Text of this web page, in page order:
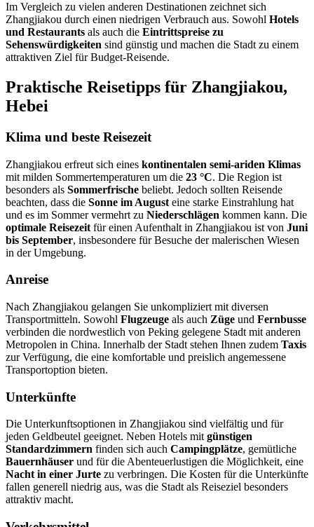
Im Vergleich zu vielen anderen Destinationen zeichnet sich
Zhangjiakou durch einen niedrigen Verbrauch aus. Sowohl Hotels
und Restaurants als auch die Eintrittspreise zu
Sehenswürdigkeiten sind günstig und machen die Stadt zu einem
attraktiven Ziel für Budget-Reisende.
Praktische Reisetipps für Zhangjiakou,
Hebei
Klima und beste Reisezeit
Zhangjiakou erfreut sich eines kontinentalen semi-ariden Klimas
mit milden Sommertemperaturen um die 23 °C. Die Region ist
besonders als Sommerfrische beliebt. Jedoch sollten Reisende
beachten, dass die Sonne im August eine starke Einstrahlung hat
und es im Sommer vermehrt zu Niederschlägen kommen kann. Die
optimale Reisezeit für einen Aufenthalt in Zhangjiakou ist von Juni
bis September, insbesondere für Besuche der malerischen Wiesen
in der Umgebung.
Anreise
Nach Zhangjiakou gelangen Sie unkompliziert mit diversen
Transportmitteln. Sowohl Flugzeuge als auch Züge und Fernbusse
verbinden die nordwestlich von Peking gelegene Stadt mit anderen
Metropolen in China. Innerhalb der Stadt stehen Ihnen zudem Taxis
zur Verfügung, die eine komfortable und preislich angemessene
Transportoption bieten.
Unterkünfte
Die Unterkunftsoptionen in Zhangjiakou sind vielfältig und für
jeden Geldbeutel geeignet. Neben Hotels mitgünstigen
Standardzimmern finden sich auch Campingplätze, gemütliche
Bauernhäuser und für die Abenteuerlustigen die Möglichkeit, eine
Nacht in einer Jurte zu verbringen. Die Kosten für die Unterkünfte
fallen generell niedrig aus, was die Stadt als Reiseziel besonders
attraktiv macht.